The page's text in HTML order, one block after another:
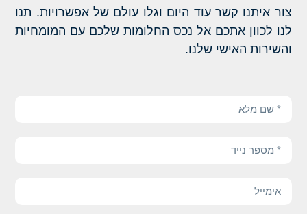
צור איתנו קשר עוד היום וגלו עולם של אפשרויות. תנו
לנו לכוון אתכם אל נכס החלומות שלכם עם המומחיות
והשירות האישי שלנו.